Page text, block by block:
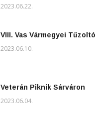
2023.06.22.
VIII. Vas Vármegyei
2023.06.10.
Veterán Piknik Sárváron
2023.06.04.